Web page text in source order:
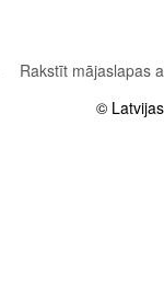
Rakstīt mājaslapas
©